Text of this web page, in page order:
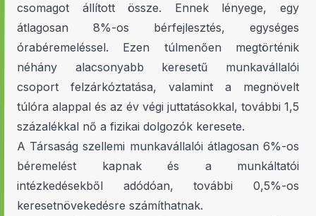
csomagot állított össze. Ennek lényege, egy
átlagosan 8%-os bérfejlesztés, egységes
órabéremeléssel. Ezen túlmenően megtörténik
néhány alacsonyabb keresetű munkavállalói
csoport felzárkóztatása, valamint a megnövelt
túlóra alappal és az év végi juttatásokkal, további 1,5
százalékkal nő a fizikai dolgozók keresete.
A Társaság szellemi munkavállalói átlagosan 6%-os
béremelést kapnak és a munkáltatói
intézkedésekből adódóan, további 0,5%-os
keresetnövekedésre számíthatnak.